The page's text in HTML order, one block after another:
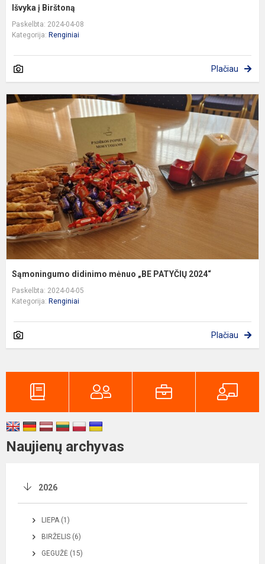
Išvyka į Birštoną
Paskelbta: 2024-04-08
Kategorija: Renginiai
Plačiau
Sąmoningumo didinimo mėnuo „BE PATYČIŲ 2024“
Paskelbta: 2024-04-05
Kategorija: Renginiai
Plačiau
Naujienų archyvas
2026
LIEPA (1)
BIRŽELIS (6)
GEGUŽĖ (15)